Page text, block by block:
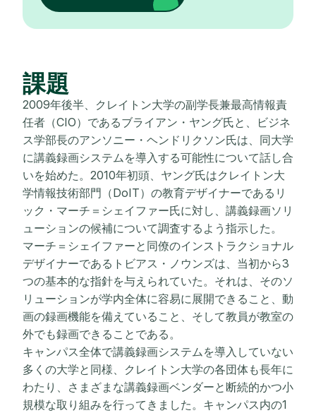
課題
2009年後半、クレイトン大学の副学長兼最高情報責
任者（CIO）であるブライアン・ヤング氏と、ビジネ
ス学部長のアンソニー・ヘンドリクソン氏は、同大学
に講義録画システムを導入する可能性について話し合
いを始めた。2010年初頭、ヤング氏はクレイトン大
学情報技術部門（DoIT）の教育デザイナーであるリ
ック・マーチ＝シェイファー氏に対し、講義録画ソリ
ューションの候補について調査するよう指示した。
マーチ＝シェイファーと同僚のインストラクショナル
デザイナーであるトビアス・ノウンズは、当初から3
つの基本的な指針を与えられていた。それは、そのソ
リューションが学内全体に容易に展開できること、動
画の録画機能を備えていること、そして教員が教室の
外でも録画できることである。
キャンパス全体で講義録画システムを導入していない
多くの大学と同様、クレイトン大学の各団体も長年に
わたり、さまざまな講義録画ベンダーと断続的かつ小
規模な取り組みを行ってきました。キャンパス内の1